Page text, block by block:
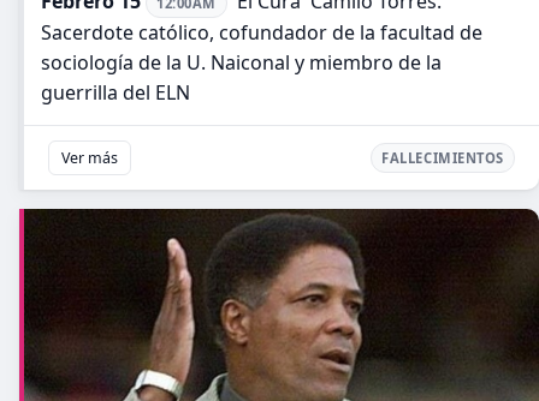
Sacerdote católico, cofundador de la facultad de
sociología de la U. Naiconal y miembro de la
guerrilla del ELN
Ver más FALLECIMIENTOS